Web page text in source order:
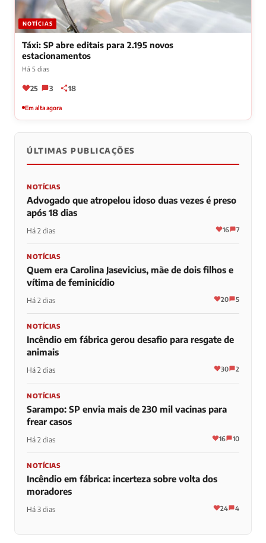
NOTÍCIAS
Táxi: SP abre editais para 2.195 novos
estacionamentos
Há 5 dias
25 3 18
Em alta agora
ÚLTIMAS PUBLICAÇÕES
NOTÍCIAS
Advogado que atropelou idoso duas vezes é preso
após 18 dias
Há 2 dias 16 7
NOTÍCIAS
Quem era Carolina Jasevicius, mãe de dois filhos e
vítima de feminicídio
Há 2 dias 20 5
NOTÍCIAS
Incêndio em fábrica gerou desafio para resgate de
animais
Há 2 dias 30 2
NOTÍCIAS
Sarampo: SP envia mais de 230 mil vacinas para
frear casos
Há 2 dias 16 10
NOTÍCIAS
Incêndio em fábrica: incerteza sobre volta dos
moradores
Há 3 dias 24 4